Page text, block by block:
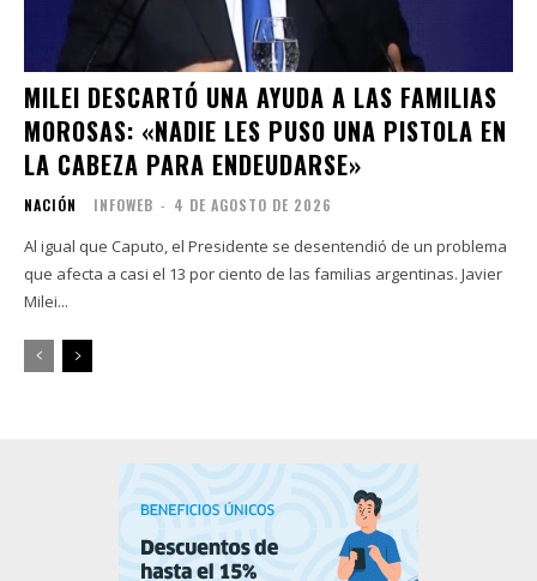
MILEI DESCARTÓ UNA AYUDA A LAS FAMILIAS
MOROSAS: «NADIE LES PUSO UNA PISTOLA EN
LA CABEZA PARA ENDEUDARSE»
NACIÓN INFOWEB - 4 DE AGOSTO DE 2026
Al igual que Caputo, el Presidente se desentendió de un problema
que afecta a casi el 13 por ciento de las familias argentinas. Javier
Milei...